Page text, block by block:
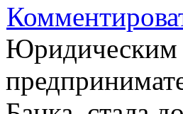
Юридическим